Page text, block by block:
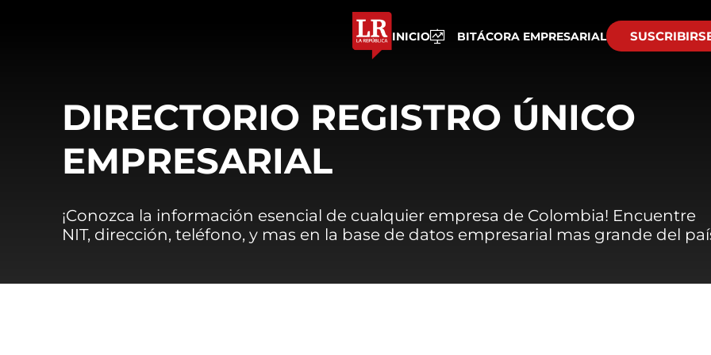
INICIO BITÁCORA EMPRESARIAL
DIRECTORIO REGISTRO ÚNICO
EMPRESARIAL
¡Conozca la información esencial de cualquier empresa de Colombia! Encuentre
NIT, dirección, teléfono, y mas en la base de datos empresarial mas grande del